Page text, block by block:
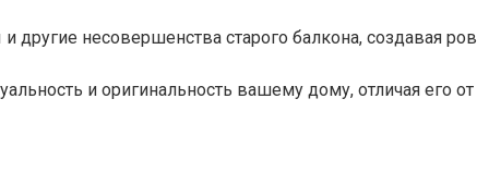
несовершенства старого балкона, создавая
и оригинальность вашему дому, отличая его от